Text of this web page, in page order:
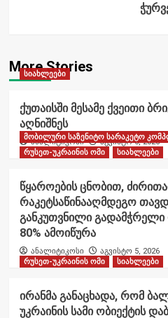
More Stories
სიახლეები
ქუთაისში მესამე ქვეითი
აღნიშნეს
ანალიტიკოსი აგვისტო 6, 2026
მობილური საზენიტო სარაკეტო
რუსეთ-უკრაინის ომი
სიახლეები
წყაროების ცნობით,
რაკეტსაწინააღმდეგო
განკუთვნილი გადამჭრელი
80% ამოიწურა
ანალიტიკოსი
აგვისტო 5, 2026
რუსეთ-უკრაინის ომი
სიახლეები
ირანმა განაცხადა, რომ
უკრაინის სამი ობიექტის